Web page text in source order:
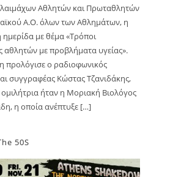
Αθλητών και Πρωταθλητών
Α.Ο. όλων των Αθλημάτων, η
ημερίδα με θέμα «Τρόποι
με προβλήματα υγείας».
προλόγισε ο ραδιοφωνικός
συγγραφέας Κώστας Τζανιδάκης,
ήταν η Μοριακή Βιολόγος
η οποία ανέπτυξε […]
50S